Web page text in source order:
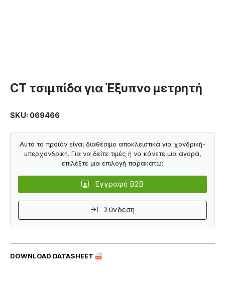
CT τσιμπίδα για Έξυπνο μετρητή
SKU: 069466
DOWNLOAD DATASHEET
Αυτό το προϊόν είναι διαθέσιμο αποκλειστικά για χονδρική-
υπερχονδρική. Για να δείτε τιμές ή να κάνετε μια αγορά,
επιλέξτε μια επιλογή παρακάτω:
Εγγραφή B2B
Σύνδεση